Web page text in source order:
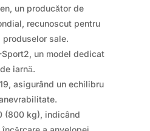
un producător de
recunoscut pentru
sale.
Sport2, un model dedicat
iarnă.
asigurând un echilibru
(800 kg), indicând